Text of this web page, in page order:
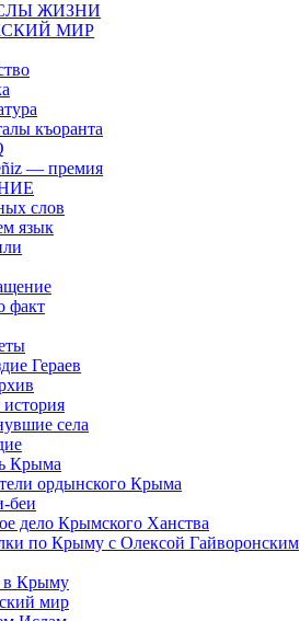
ЖИЗНИ
МИР
къоранта
— премия
слов
язык
факт
Гераев
села
Крыма
ордынского Крыма
беи
дело Крымского Ханства
по Крыму с Олексой Гайворонским
в Крыму
мир